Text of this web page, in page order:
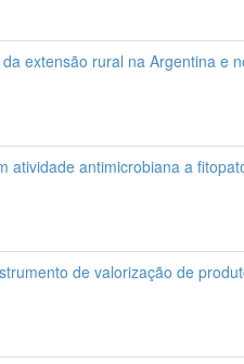
extensão rural na Argentina e
atividade antimicrobiana a
de valorização de